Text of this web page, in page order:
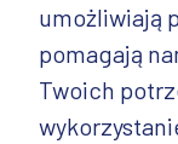
umożliwiają
pomagają
Twoich